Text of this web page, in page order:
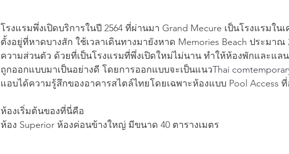
โรงแรมพึ่งเปิดบริการในปี 2564 ที่ผ่านมา Grand Mecure เป็นโรงแรมใน
ตั้งอยู่ที่หาดบางสัก ใช้เวลาเดินทางมายังหาด Memories Beach ประมา
ความส่วนตัว ด้วยที่เป็นโรงแรมที่พึ่งเปิดใหม่ไม่นาน ทำให้ห้องพักและแล
ถูกออกแบบมาเป็นอย่างดี โดยการออกแบบจะเป็นแนวThai
แอบได้ความรู้สึกของอาคารสไตล์ไทยโดยเฉพาะห้องแบบ Pool Access
ห้องเริ่มต้นของที่นี่คือ
ห้อง Superior ห้องค่อนข้างใหญ่ มีขนาด 40 ตารางเมตร